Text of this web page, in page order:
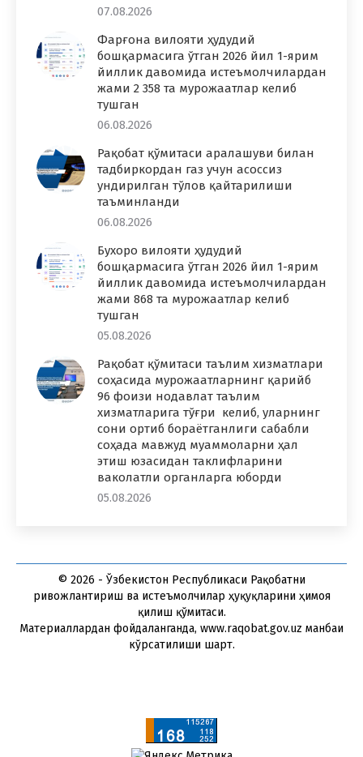
07.08.2026
Фарғона вилояти ҳудудий
бошқармасига ўтган 2026 йил 1-ярим
йиллик давомида истеъмолчилардан
жами 2 358 та мурожаатлар келиб
тушган
06.08.2026
Рақобат қўмитаси аралашуви билан
тадбиркордан газ учун асоссиз
ундирилган тўлов қайтарилиши
таъминланди
06.08.2026
Бухоро вилояти ҳудудий
бошқармасига ўтган 2026 йил 1-ярим
йиллик давомида истеъмолчилардан
жами 868 та мурожаатлар келиб
тушган
05.08.2026
Рақобат қўмитаси таълим хизматлари
соҳасида мурожаатларнинг қарийб
96 фоизи нодавлат таълим
хизматларига тўғри келиб, уларнинг
сони ортиб бораётганлиги сабабли
соҳада мавжуд муаммоларни ҳал
этиш юзасидан таклифларини
ваколатли органларга юборди
05.08.2026
© 2026 - Ўзбекистон Республикаси Рақобатни
ривожлантириш ва истеъмолчилар ҳуқуқларини ҳимоя
қилиш қўмитаси.
Материаллардан фойдаланганда, www.raqobat.gov.uz манбаи
кўрсатилиши шарт.